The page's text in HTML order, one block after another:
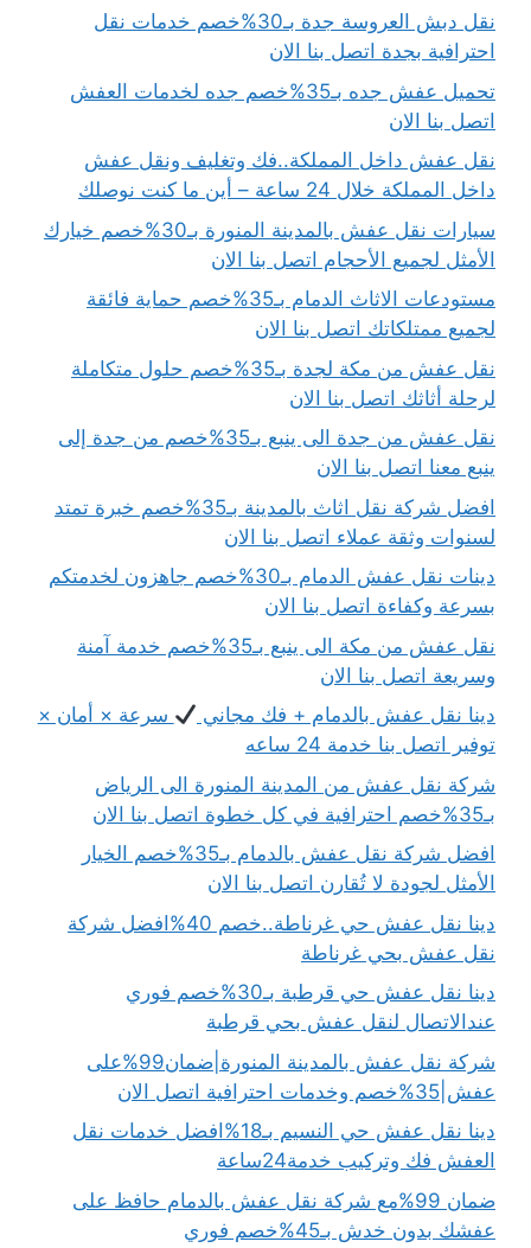
نقل دبش العروسة جدة بـ30%خصم خدمات نقل
احترافية بجدة اتصل بنا الان
تحميل عفش جده بـ35%خصم جده لخدمات العفش
اتصل بنا الان
نقل عفش داخل المملكة..فك وتغليف ونقل عفش
داخل المملكة خلال 24 ساعة – أين ما كنت نوصلك
سيارات نقل عفش بالمدينة المنورة بـ30%خصم خيارك
الأمثل لجميع الأحجام اتصل بنا الان
مستودعات الاثاث الدمام بـ35%خصم حماية فائقة
لجميع ممتلكاتك اتصل بنا الان
نقل عفش من مكة لجدة بـ35%خصم حلول متكاملة
لرحلة أثاثك اتصل بنا الان
نقل عفش من جدة الى ينبع بـ35%خصم من جدة إلى
ينبع معنا اتصل بنا الان
افضل شركة نقل اثاث بالمدينة بـ35%خصم خبرة تمتد
لسنوات وثقة عملاء اتصل بنا الان
دينات نقل عفش الدمام بـ30%خصم جاهزون لخدمتكم
بسرعة وكفاءة اتصل بنا الان
نقل عفش من مكة الى ينبع بـ35%خصم خدمة آمنة
وسريعة اتصل بنا الان
دينا نقل عفش بالدمام + فك مجاني
سرعة × أمان ×
توفير اتصل بنا خدمة 24 ساعه
شركة نقل عفش من المدينة المنورة الى الرياض
بـ35%خصم احترافية في كل خطوة اتصل بنا الان
افضل شركة نقل عفش بالدمام بـ35%خصم الخيار
الأمثل لجودة لا تُقارن اتصل بنا الان
دينا نقل عفش حي غرناطة..خصم 40%افضل شركة
نقل عفش بحي غرناطة
دينا نقل عفش حي قرطبة بـ30%خصم فوري
عندالاتصال لنقل عفش بحي قرطبة
شركة نقل عفش بالمدينة المنورة|ضمان99%على
عفش|35%خصم وخدمات احترافية اتصل الان
دينا نقل عفش حي النسيم بـ18%افضل خدمات نقل
العفش فك وتركيب خدمة24ساعة
ضمان 99%مع شركة نقل عفش بالدمام حافظ على
عفشك بدون خدش بـ45%خصم فوري